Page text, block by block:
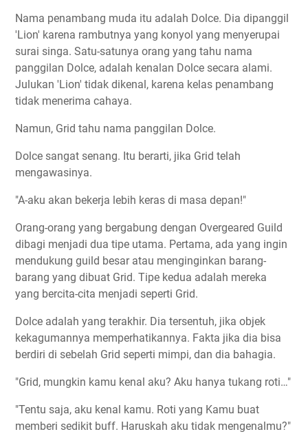
Nama penambang muda itu adalah Dolce. Dia dipanggil
'Lion' karena rambutnya yang konyol yang menyerupai
surai singa. Satu-satunya orang yang tahu nama
panggilan Dolce, adalah kenalan Dolce secara alami.
Julukan 'Lion' tidak dikenal, karena kelas penambang
tidak menerima cahaya.
Namun, Grid tahu nama panggilan Dolce.
Dolce sangat senang. Itu berarti, jika Grid telah
mengawasinya.
"A-aku akan bekerja lebih keras di masa depan!"
Orang-orang yang bergabung dengan Overgeared Guild
dibagi menjadi dua tipe utama. Pertama, ada yang ingin
mendukung guild besar atau menginginkan barang-
barang yang dibuat Grid. Tipe kedua adalah mereka
yang bercita-cita menjadi seperti Grid.
Dolce adalah yang terakhir. Dia tersentuh, jika objek
kekagumannya memperhatikannya. Fakta jika dia bisa
berdiri di sebelah Grid seperti mimpi, dan dia bahagia.
"Grid, mungkin kamu kenal aku? Aku hanya tukang roti…"
"Tentu saja, aku kenal kamu. Roti yang Kamu buat
memberi sedikit buff. Haruskah aku tidak mengenalmu?"